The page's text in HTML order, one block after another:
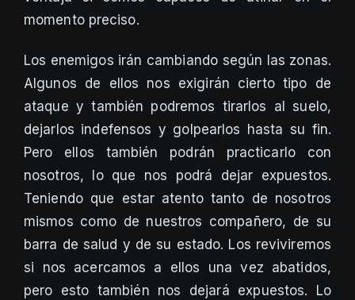
momento preciso.
Los enemigos irán cambiando según las zonas.
Algunos de ellos nos exigirán cierto tipo de
ataque y también podremos tirarlos al suelo,
dejarlos indefensos y golpearlos hasta su fin.
Pero ellos también podrán practicarlo con
nosotros, lo que nos podrá dejar expuestos.
Teniendo que estar atento tanto de nosotros
mismos como de nuestros compañero, de su
barra de salud y de su estado. Los reviviremos
si nos acercamos a ellos una vez abatidos,
pero esto también nos dejará expuestos. Lo